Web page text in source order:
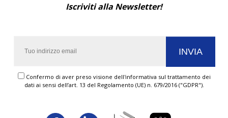
Iscriviti alla Newsletter!
Confermo di aver preso visione dell'informativa sul trattamento dei
dati ai sensi dell’art. 13 del Regolamento (UE) n. 679/2016 ("GDPR").